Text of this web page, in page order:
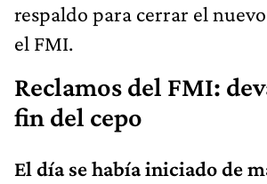
respaldo para cerrar el
el FMI.
Reclamos del FMI:
fin del cepo
El día se había iniciado de